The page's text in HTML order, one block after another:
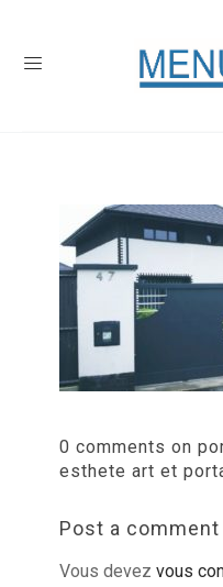
0 comments on
esthete art et
Post a comment
Vous devez vous